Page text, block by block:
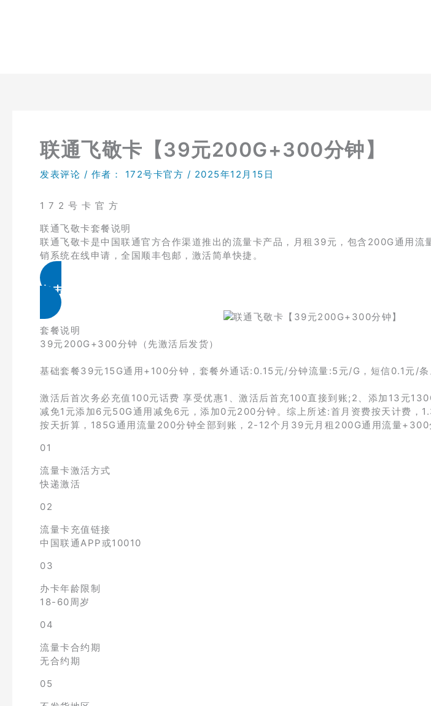
联通飞敬卡【39元200G+300分钟】
发表评论 / 作者： 172号卡官方 / 2025年12月15日
1 7 2 号 卡 官 方
联通飞敬卡套餐说明
联通飞敬卡是中国联通官方合作渠道推出的流量卡产品，月租39元，包含200G通用
销系统在线申请，全国顺丰包邮，激活简单快捷。
点击免费领取
套餐说明
39元200G+300分钟（先激活后发货）
基础套餐39元15G通用+100分钟，套餐外通话:0.15元/分钟流量:5元/G，短信0.1元/条
激活后首次务必充值100元话费 享受优惠1、激活后首充100直接到账;2、添加13元
减免1元添加6元50G通用减免6元，添加0元200分钟。综上所述:首月资费按天计费，
按天折算，185G通用流量200分钟全部到账，2-12个月39元月租200G通用流量+300
01
流量卡激活方式
快递激活
02
流量卡充值链接
中国联通APP或10010
03
办卡年龄限制
18-60周岁
04
流量卡合约期
无合约期
05